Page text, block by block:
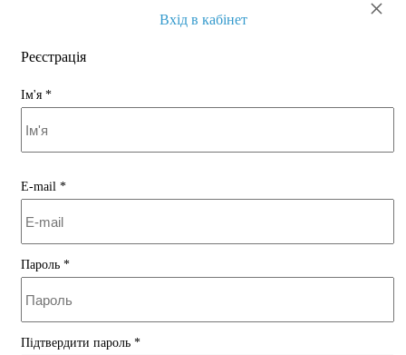
×
Вхід в кабінет
Реєстрація
Ім'я *
E-mail *
Пароль *
Підтвердити пароль *